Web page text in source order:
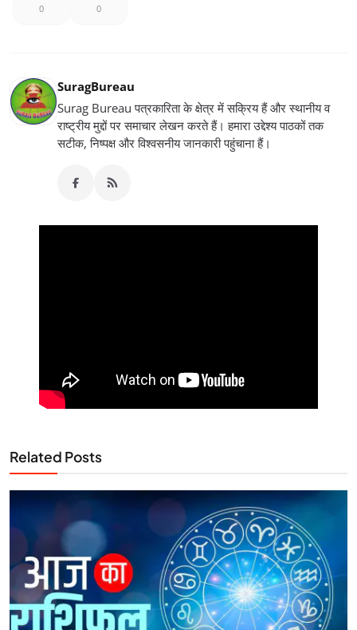
0 0
SuragBureau
Surag Bureau पत्रकारिता के क्षेत्र में सक्रिय हैं और स्थानीय व
राष्ट्रीय मुद्दों पर समाचार लेखन करते हैं। हमारा उद्देश्य पाठकों तक
सटीक, निष्पक्ष और विश्वसनीय जानकारी पहुंचाना हैं।
Related Posts